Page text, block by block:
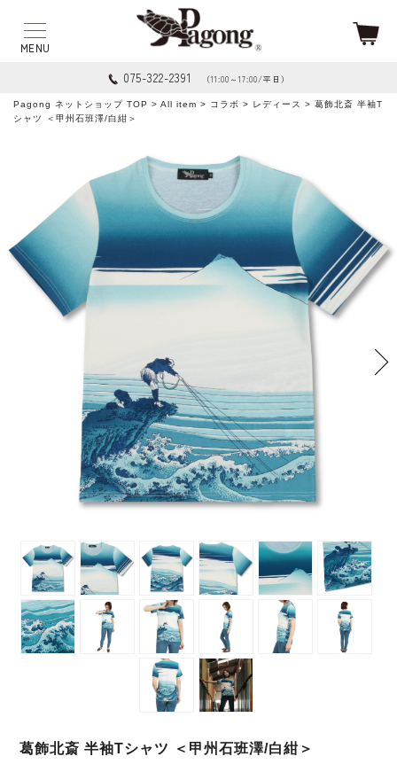
075-322-2391 （11:00～17:00/平日）
Pagong ネットショップ TOP > All item > コラボ > レディース
> 葛飾北斎 半袖T
シャツ ＜甲州石班澤/白紺＞
葛飾北斎 半袖Tシャツ ＜甲州石班澤/白紺＞